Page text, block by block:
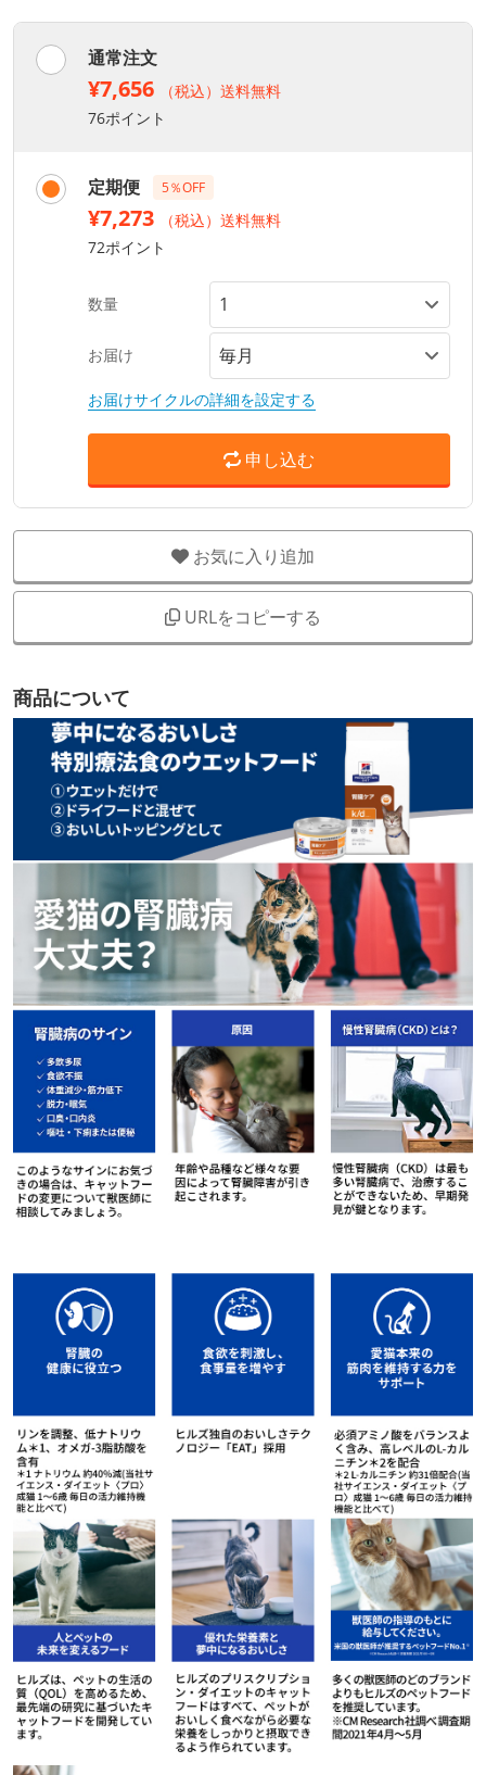
通常注文
¥7,656
（税込）送料無料
76ポイント
定期便 5％OFF
¥7,273
（税込）送料無料
72ポイント
数量
お届け
お届けサイクルの詳細を設定する
申し込む
お気に入り追加
URLをコピーする
商品について